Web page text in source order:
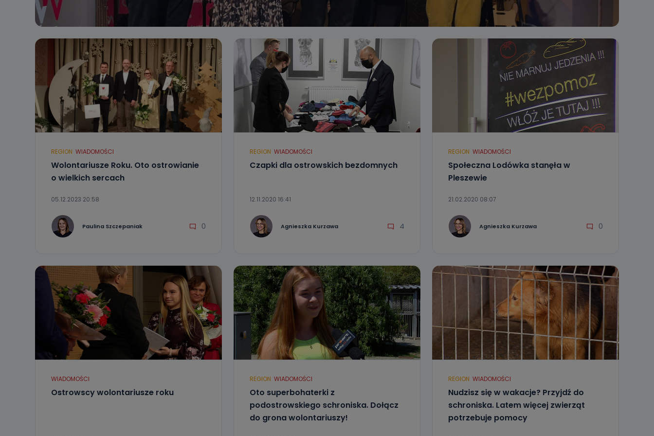
REGION WIADOMOŚCI
Wolontariusze Roku. Oto ostrowianie
o wielkich sercach
05.12.2023 20:58
Paulina Szczepaniak 0
REGION WIADOMOŚCI
Czapki dla ostrowskich bezdomnych
12.11.2020 16:41
Agnieszka Kurzawa 4
REGION WIADOMOŚCI
Społeczna Lodówka stanęła w
Pleszewie
21.02.2020 08:07
Agnieszka Kurzawa 0
WIADOMOŚCI
Ostrowscy wolontariusze roku
REGION WIADOMOŚCI
Oto superbohaterki z
podostrowskiego schroniska. Dołącz
do grona wolontariuszy!
REGION WIADOMOŚCI
Nudzisz się w wakacje? Przyjdź do
schroniska. Latem więcej zwierząt
potrzebuje pomocy